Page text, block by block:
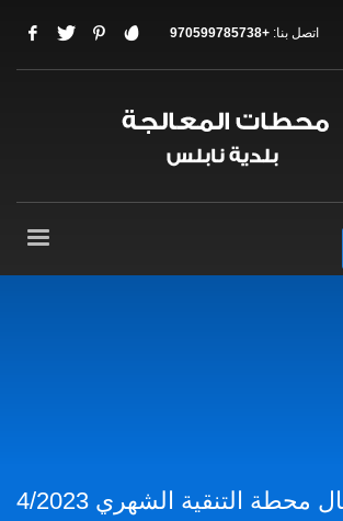
اتصل بنا: +970599785738
محطة التنقية الشهري 4/2023